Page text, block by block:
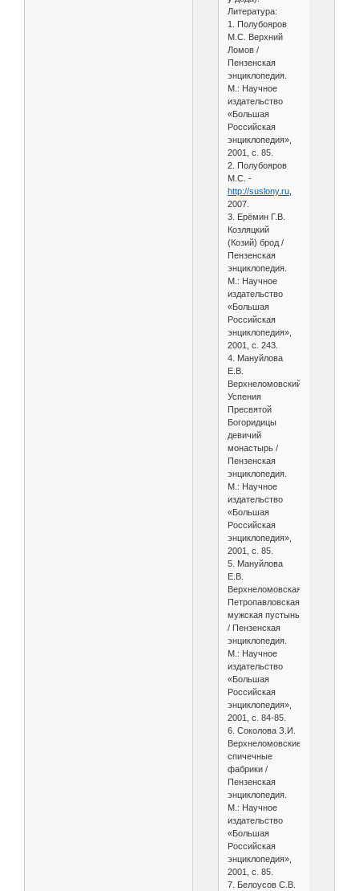
Литература:
1. Полубояров
М.С. Верхний
Ломов /
Пензенская
энциклопедия.
М.: Научное
издательство
«Большая
Российская
энциклопедия»,
2001, с. 85.
2. Полубояров
М.С. -
http://suslony.ru,
2007.
3. Ерёмин Г.В.
Козляцкий
(Козий) брод /
Пензенская
энциклопедия.
М.: Научное
издательство
«Большая
Российская
энциклопедия»,
2001, с. 243.
4. Мануйлова
Е.В.
Верхнеломовский
Успения
Пресвятой
Богоридицы
девичий
монастырь /
Пензенская
энциклопедия.
М.: Научное
издательство
«Большая
Российская
энциклопедия»,
2001, с. 85.
5. Мануйлова
Е.В.
Верхнеломовская
Петропавловская
мужская пустынь
/ Пензенская
энциклопедия.
М.: Научное
издательство
«Большая
Российская
энциклопедия»,
2001, с. 84-85.
6. Соколова З.И.
Верхнеломовские
спичечные
фабрики /
Пензенская
энциклопедия.
М.: Научное
издательство
«Большая
Российская
энциклопедия»,
2001, с. 85.
7. Белоусов С.В.